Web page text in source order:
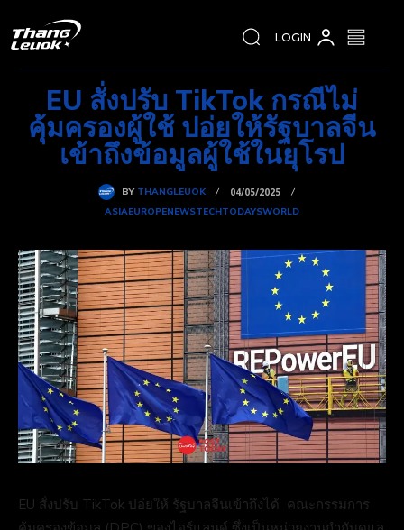
LOGIN
EU สั่งปรับ TikTok กรณีไม่
คุ้มครองผู้ใช้ ปอ่ยให้รัฐบาลจีน
เข้าถึงข้อมูลผู้ใช้ในยุโรป
BY THANGLEUOK 04/05/2025
ASIAEUROPENEWSTECHTODAYSWORLD
EU สั่งปรับ TikTok ปอ่ยให้ รัฐบาลจีนเข้าถึงได้ คณะกรรมการ